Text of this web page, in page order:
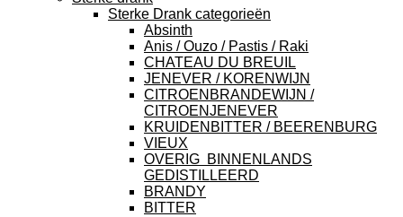
Sterke Drank categorieën
Absinth
Anis / Ouzo / Pastis / Raki
CHATEAU DU BREUIL
JENEVER / KORENWIJN
CITROENBRANDEWIJN /
CITROENJENEVER
KRUIDENBITTER / BEERENBURG
VIEUX
OVERIG BINNENLANDS
GEDISTILLEERD
BRANDY
BITTER